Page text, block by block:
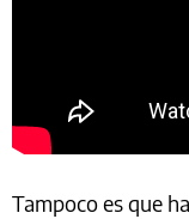
Tampoco es que